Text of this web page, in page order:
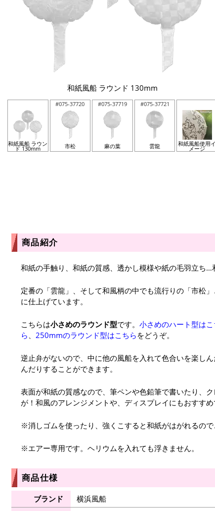
和紙風船 ラウンド 130mm
和紙風船 ラウン
ド 130mm
#075-37720
市松
#075-37719
麻の葉
#075-37721
雲龍 和紙風船使用イ
メージ
商品紹介
和紙の手触り、和紙の質感、透かし模様や紙の毛羽立ち…
定番の「雲龍」、そして和風柄の中でも流行りの「市松
に仕上げています。
こちらは小さめのラウンド型です。 小さめのハート型はこ
ら 、 250mmのラウンド型はこちら をどうぞ。
逆止弁がないので、中に他の風船を入れて色合いを楽し
んだりすることができます。
表面が和紙の質感なので、筆ペンや色鉛筆で書いたり、
が！和風のアレンジメントや、ディスプレイにもおすすめ
※消しゴムを使ったり、強くこすると和紙がはがれるので
※エアー専用です。ヘリウムを入れても浮きません。
商品仕様
ブランド
横浜風船